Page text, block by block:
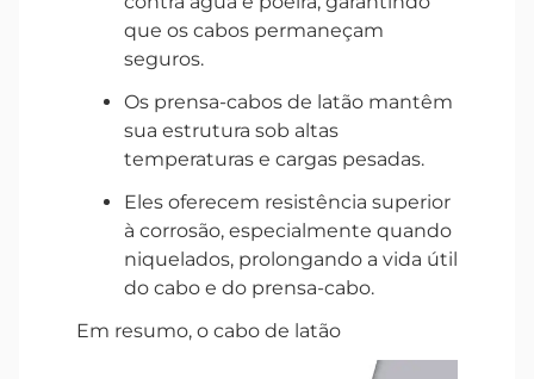
que os cabos permaneçam
seguros.
Os prensa-cabos de latão mantêm
sua estrutura sob altas
temperaturas e cargas pesadas.
Eles oferecem resistência superior
à corrosão, especialmente quando
niquelados, prolongando a vida útil
do cabo e do prensa-cabo.
Em resumo, o cabo de latão